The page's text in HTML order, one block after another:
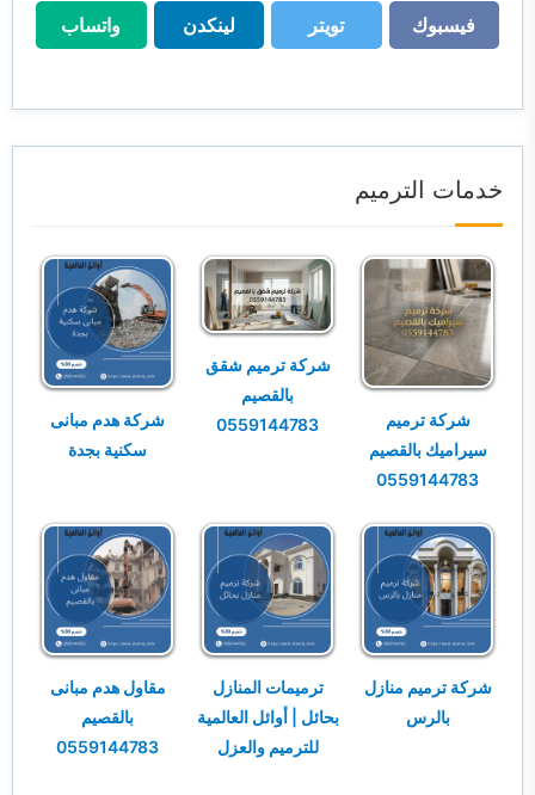
فيسبوك
فيسبوك
تويتر
تويتر
لينكدن
لينكدن
واتساب
واتساب
خدمات الترميم
شركة ترميم
سيراميك بالقصيم
0559144783
شركة ترميم شقق
بالقصيم
0559144783
شركة هدم مبانى
سكنية بجدة
شركة ترميم منازل
بالرس
ترميمات المنازل
بحائل | أوائل العالمية
للترميم والعزل
مقاول هدم مبانى
بالقصيم
0559144783